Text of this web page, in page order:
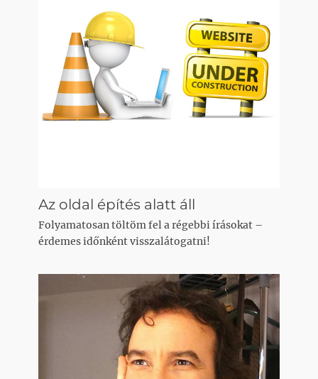
Az oldal építés alatt áll
Folyamatosan töltöm fel a régebbi írásokat –
érdemes időnként visszalátogatni!